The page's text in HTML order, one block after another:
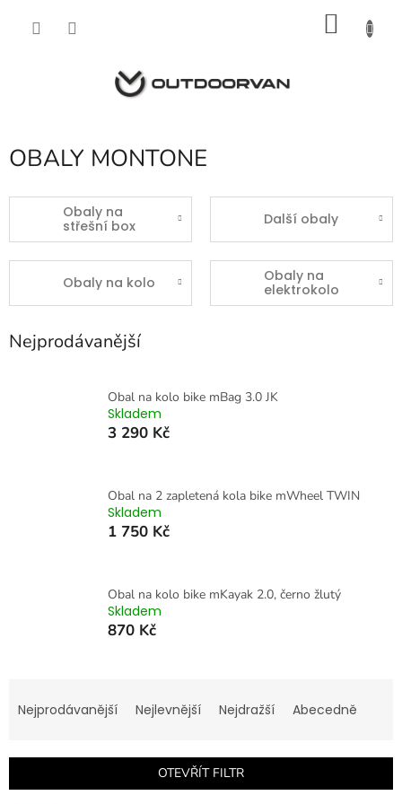
OBALY MONTONE
Obaly na
střešní box
Další obaly
Obaly na kolo
Obaly na
elektrokolo
Nejprodávanější
Obal na kolo bike mBag 3.0 JK
Skladem
3 290 Kč
Obal na 2 zapletená kola bike mWheel TWIN
Skladem
1 750 Kč
Obal na kolo bike mKayak 2.0, černo žlutý
Skladem
870 Kč
í
Nejprodávanější Nejlevnější Nejdražší Abecedně
OTEVŘÍT FILTR